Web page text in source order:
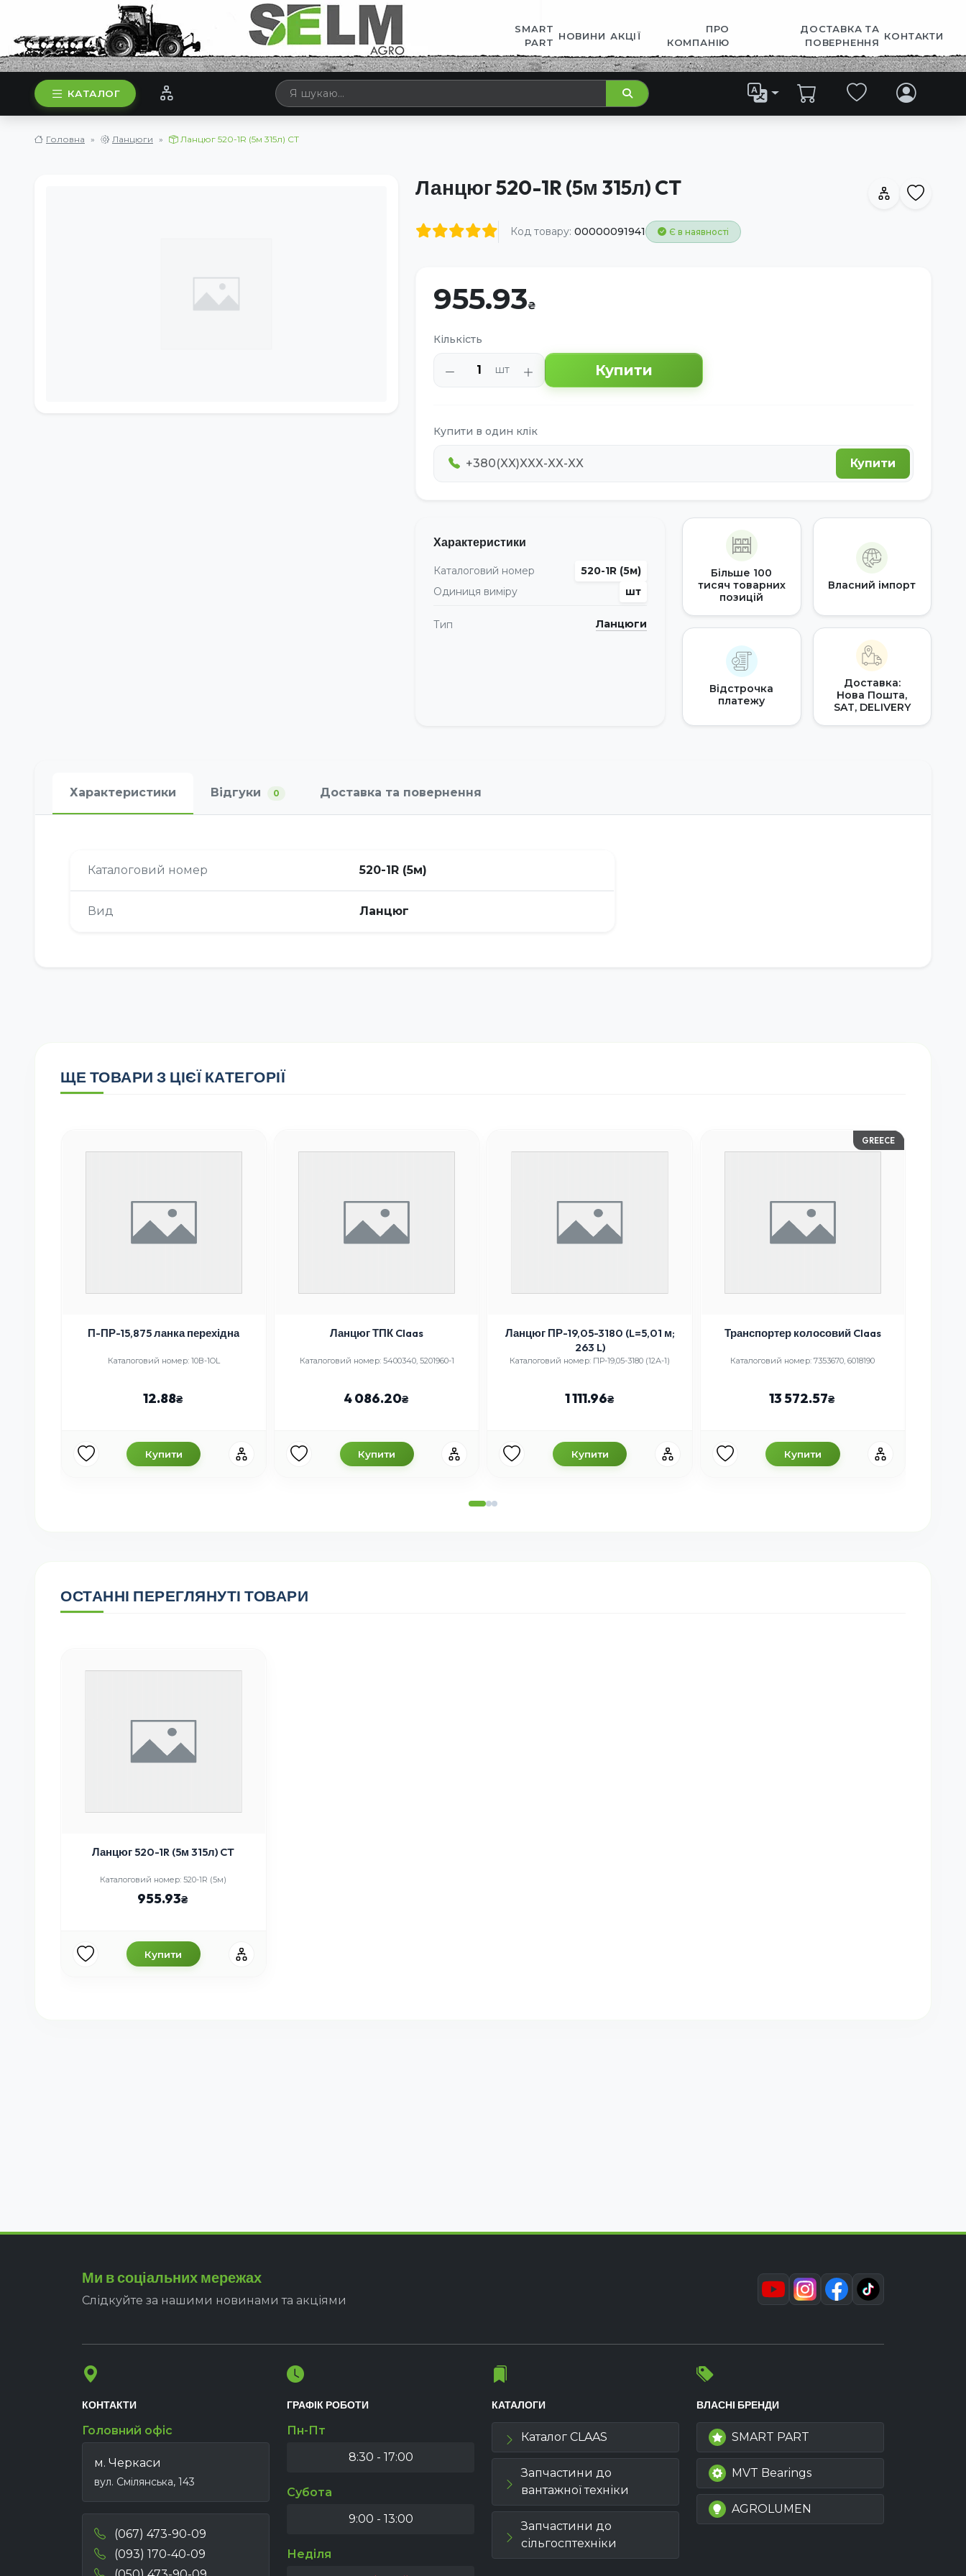
SMART
PART
НОВИНИ АКЦІЇ
ПРО
КОМПАНІЮ
ДОСТАВКА ТА
ПОВЕРНЕННЯ
КОНТАКТИ
КАТАЛОГ
Головна Ланцюги Ланцюг 520-1R (5м 315л) CT
Ланцюг 520-1R (5м 315л) CT
Код товару: 00000091941 Є в наявності
955.93
Кількість
шт Купити
Купити в один клік
Купити
Характеристики
Каталоговий номер
520-1R (5м)
Одиниця виміру
шт
Тип Ланцюги
Більше 100
тисяч товарних
позицій
Власний імпорт
Відстрочка
платежу
Доставка:
Нова Пошта,
SAT, DELIVERY
Характеристики Відгуки 0 Доставка та повернення
Каталоговий номер 520-1R (5м)
Вид Ланцюг
ЩЕ ТОВАРИ З ЦІЄЇ КАТЕГОРІЇ
П-ПР-15,875 ланка перехідна
Каталоговий номер: 10В-1OL
12.88
Купити
Ланцюг ТПК Claas
Каталоговий номер: 5400340, 5201960-1
4 086.20
Купити
Ланцюг ПР-19,05-3180 (L=5,01 м;
263 L)
Каталоговий номер: ПР-19,05-3180 (12А-1)
1 111.96
Купити
GREECE
Транспортер колосовий Claas
Каталоговий номер: 7353670, 6018190
13 572.57
Купити
ОСТАННІ ПЕРЕГЛЯНУТІ ТОВАРИ
Ланцюг 520-1R (5м 315л) CT
Каталоговий номер: 520-1R (5м)
955.93
Купити
Ми в соціальних мережах
Слідкуйте за нашими новинами та акціями
КОНТАКТИ
Головний офіс
м. Черкаси
вул. Смілянська, 143
(067) 473-90-09
(093) 170-40-09
ГРАФІК РОБОТИ
Пн-Пт
8:30 - 17:00
Субота
9:00 - 13:00
Неділя
КАТАЛОГИ
Каталог CLAAS
Запчастини до
вантажної техніки
Запчастини до
сільгосптехніки
ВЛАСНІ БРЕНДИ
SMART PART
MVT Bearings
AGROLUMEN